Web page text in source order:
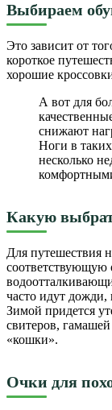
Выбираем
Это зависит от
короткое
хорошие
А вот для
снижают
Ноги в
несколько
Какую
Для путешествия
соответствующую
часто идут дожди,
Зимой придется
свитеров,
«кошки».
Очки для